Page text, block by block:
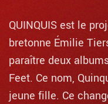
QUINQUIS est le
bretonne Émilie
paraître deux
Feet. Ce nom,
jeune fille. Ce